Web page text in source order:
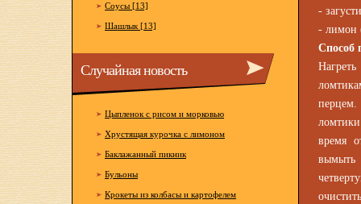
-
- лимон
Cпособ
перцем.
время
Соусы [13]
Шашлык [13]
Случайная новость
Цыпленок с рисом и морковью
Хрустящая курочка с лимоном
Баклажанный пикник
Бульоны
Крокеты из колбасы и картофелем